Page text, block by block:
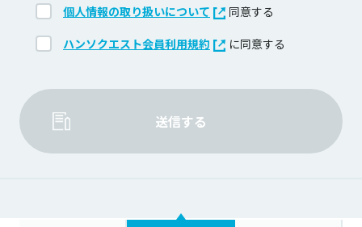
個人情報の取り扱いについて 同意する
ハンソクエスト会員利用規約 に同意する
送信する